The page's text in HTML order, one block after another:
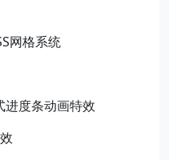
网格系统
度条动画特效